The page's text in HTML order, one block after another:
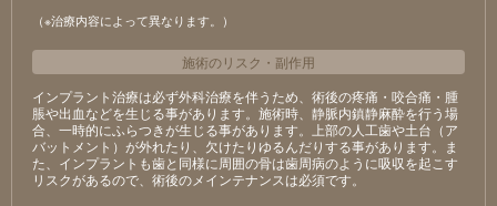
（※治療内容によって異なります。）
施術のリスク ・ 副作用
インプラント治療は必ず外科治療を伴うため、術後の疼痛・咬合痛・腫
脹や出血などを生じる事があります。施術時、静脈内鎮静麻酔を行う場
合、一時的にふらつきが生じる事があります。上部の人工歯や土台（ア
バットメント）が外れたり、欠けたりゆるんだりする事があります。ま
た、インプラントも歯と同様に周囲の骨は歯周病のように吸収を起こす
リスクがあるので、術後のメインテナンスは必須です。